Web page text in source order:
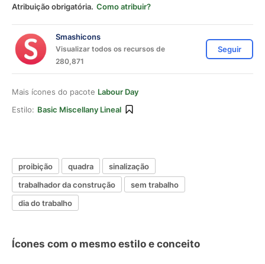
Atribuição obrigatória. Como atribuir?
Smashicons
Visualizar todos os recursos de
280,871
Seguir
Mais ícones do pacote Labour Day
Estilo: Basic Miscellany Lineal
proibição quadra
sinalização
trabalhador da construção
sem trabalho
dia do trabalho
Ícones com o mesmo estilo e conceito